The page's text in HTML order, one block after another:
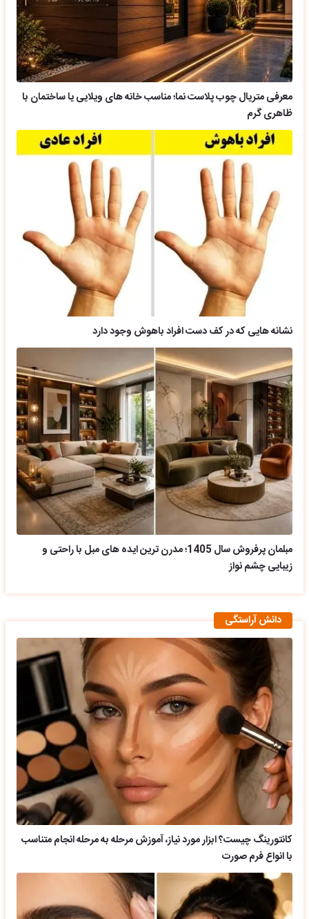
معرفی متریال چوب پلاست نما؛ مناسب خانه های ویلایی یا ساختمان با
ظاهری گرم
نشانه هایی که در کف دست افراد باهوش وجود دارد
مبلمان پرفروش سال 1405؛ مدرن ترین ایده های مبل با راحتی و
زیبایی چشم نواز
دانش آراستگی
کانتورینگ چیست؟ ابزار مورد نیاز، آموزش مرحله به مرحله انجام متناسب
با انواع فرم صورت